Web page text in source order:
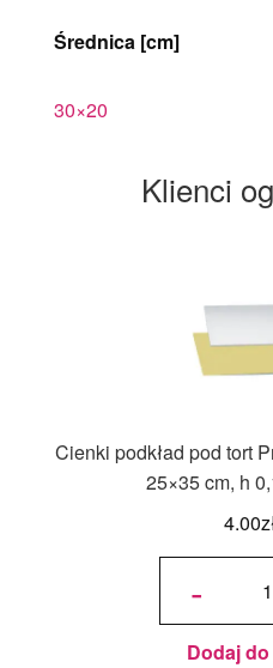
Średnica [cm]
30×20
Klienci
Cienki podkład pod tort
25×35 cm, h
4.00
-
ilość Cienki
Prostokątny
Srebrno-
cm, h 0,10
cm Decora
Dodaj